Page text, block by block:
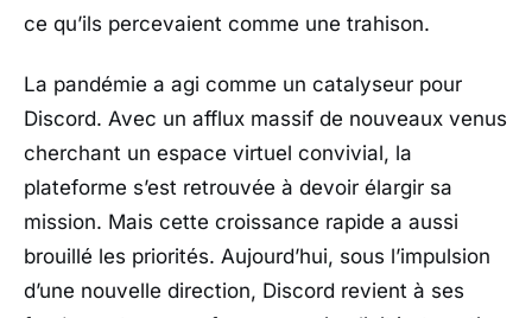
ce qu’ils percevaient comme une trahison.
La pandémie a agi comme un catalyseur pour
Discord. Avec un afflux massif de nouveaux venus
cherchant un espace virtuel convivial, la
plateforme s’est retrouvée à devoir élargir sa
mission. Mais cette croissance rapide a aussi
brouillé les priorités. Aujourd’hui, sous l’impulsion
d’une nouvelle direction, Discord revient à ses